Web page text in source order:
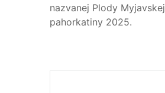
nazvanej Plody Myjavskej
pahorkatiny 2025.